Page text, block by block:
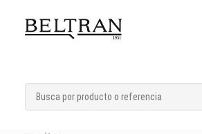
Recambios
Inicio Recambios » Sistemas de
y refrigeración»Tapones aceite»